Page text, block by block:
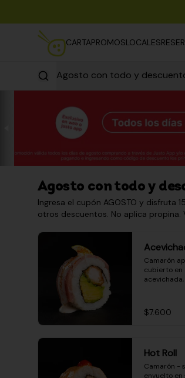
CARTAPROMOSLOCALES
Agosto con todo y
Agosto con todo y
Ingresa el cupón AGOSTO y disfruta
otros descuentos. No aplica propina.
Camarón
cubierto en
$7.600
Hot Roll
Camarón -
envuelto